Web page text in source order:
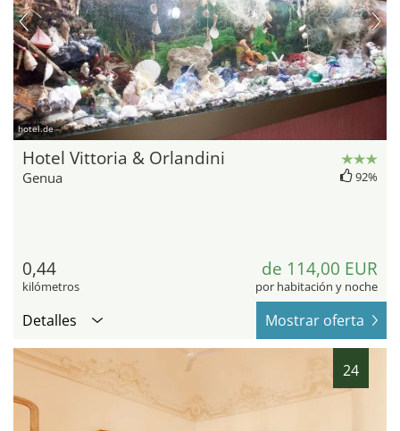
hotel.de
Hotel Vittoria & Orlandini
Genua 92%
0,44
kilómetros
de 114,00 EUR
por habitación y noche
Detalles Mostrar oferta
24